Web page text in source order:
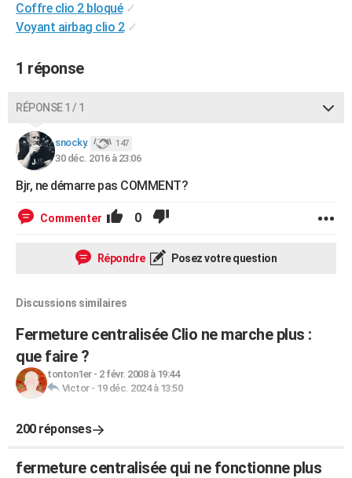
Dictionnaire
Biographies
Citations
Expressions
Proverbes
PROGRAMME TV
S'inscrire
Se connecter
Lycées
Collèges
Primaires
Universités
Entreprises
Service militaire
Avis de recherche
FORUM
Bricolage
Lifestyle
Culture
Sport
Auto
Television
Voyage
Cinema
Coffre clio 2 bloqué ✓
Voyant airbag clio 2 ✓
1 réponse
RÉPONSE 1 / 1
snocky. 147
30 déc. 2016 à 23:06
Bjr, ne démarre pas COMMENT?
Commenter 0
Répondre Posez votre question
Discussions similaires
Fermeture centralisée Clio ne marche plus :
que faire ?
tonton1er- 2 févr. 2008 à 19:44
Victor- 19 déc. 2024 à 13:50
200 réponses
fermeture centralisée qui ne fonctionne plus